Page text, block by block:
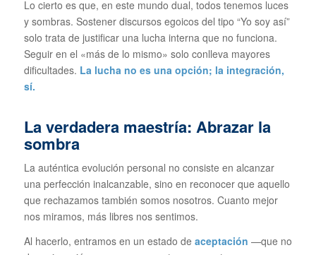
Lo cierto es que, en este mundo dual, todos tenemos luces
y sombras. Sostener discursos egoicos del tipo “Yo soy así”
solo trata de justificar una lucha interna que no funciona.
Seguir en el «más de lo mismo» solo conlleva mayores
dificultades. La lucha no es una opción; la integración,
sí.
La verdadera maestría: Abrazar la
sombra
La auténtica evolución personal no consiste en alcanzar
una perfección inalcanzable, sino en reconocer que aquello
que rechazamos también somos nosotros. Cuanto mejor
nos miramos, más libres nos sentimos.
Al hacerlo, entramos en un estado de aceptación —que no